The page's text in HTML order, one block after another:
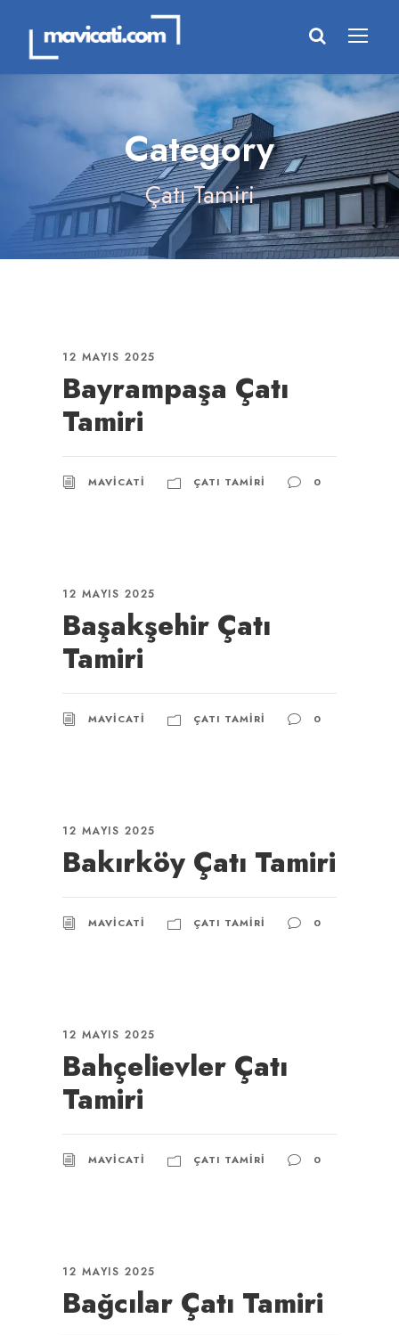
Category
Çatı Tamiri
12 MAYIS 2025
Bayrampaşa Çatı
Tamiri
MAVICATI ÇATI TAMIRI 0
12 MAYIS 2025
Başakşehir Çatı
Tamiri
MAVICATI ÇATI TAMIRI 0
12 MAYIS 2025
Bakırköy Çatı Tamiri
MAVICATI ÇATI TAMIRI 0
12 MAYIS 2025
Bahçelievler Çatı
Tamiri
MAVICATI ÇATI TAMIRI 0
12 MAYIS 2025
Bağcılar Çatı Tamiri